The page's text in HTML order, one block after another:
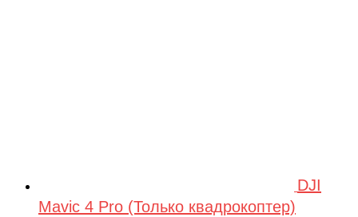
DJI
Mavic 4 Pro (Только квадрокоптер)